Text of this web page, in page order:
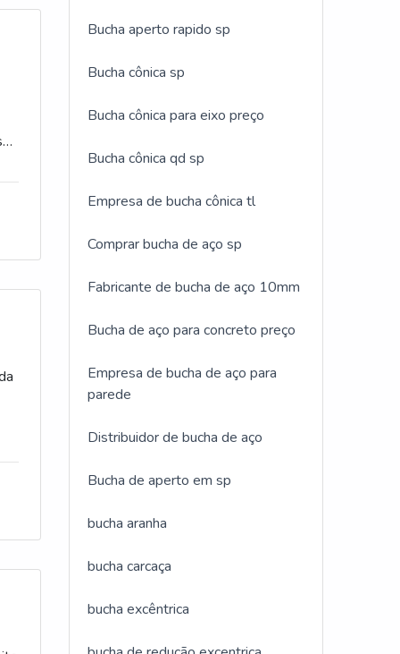
de
Bucha aperto rapido sp
Bucha cônica sp
Bucha cônica para eixo preço
Bucha cônica qd sp
Empresa de bucha cônica tl
Comprar bucha de aço sp
Fabricante de bucha de aço 10mm
Bucha de aço para concreto preço
Empresa de bucha de aço para
parede
Distribuidor de bucha de aço
Bucha de aperto em sp
bucha aranha
bucha carcaça
bucha excêntrica